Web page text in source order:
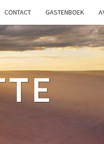
CONTACT GASTENBOEK